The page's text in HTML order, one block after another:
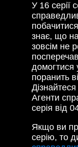
У 16 серії
знає, що
зовсім не
домогтися
поранить
Агенти
серія від
Якщо ви
серію, то